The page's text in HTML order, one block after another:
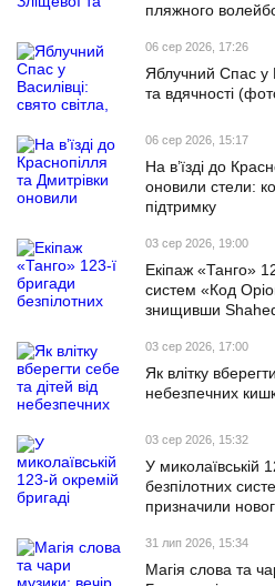
пляжного
06 сер 2026, 17:26
Яблучний Спас у
та вдячності
06 сер 2026, 15:17
На в’їзді до
оновили стели:
підтримку
03 сер 2026, 19:00
Екіпаж «Танго»
систем «Код
знищивши Shahed
03 сер 2026, 17:00
Як влітку
небезпечних
03 сер 2026, 15:32
У миколаївській
безпілотних
призначили
31 лип 2026, 15:34
Магія слова та